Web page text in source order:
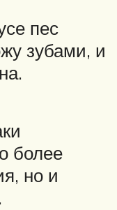
пес
зубами, и
более
но и